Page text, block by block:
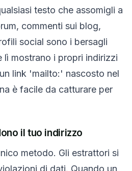
testo che assomigli a
commenti sui blog,
social sono i bersagli
lì mostrano i propri indirizzi
link 'mailto:' nascosto nel
è facile da catturare per
il tuo indirizzo
metodo. Gli estrattori si
di dati. Quando un